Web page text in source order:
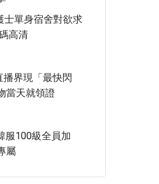
士單身宿舍對欲求
高清
播界現「最快閃
當天就領證
服100級全員加
屬